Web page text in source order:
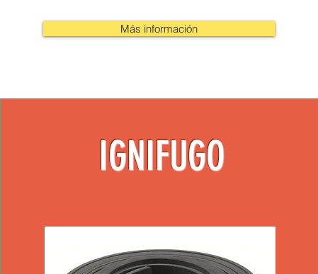
Más información
IGNIFUGO